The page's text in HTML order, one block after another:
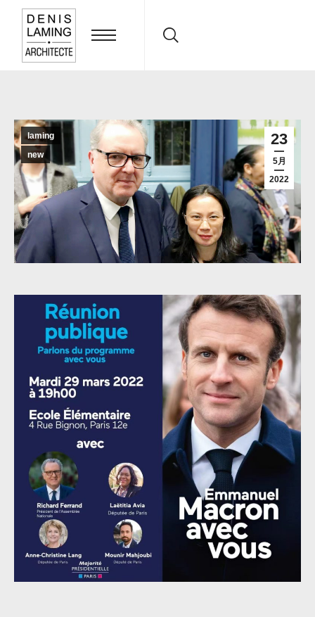
Search:
23
5月
2022
laming
new